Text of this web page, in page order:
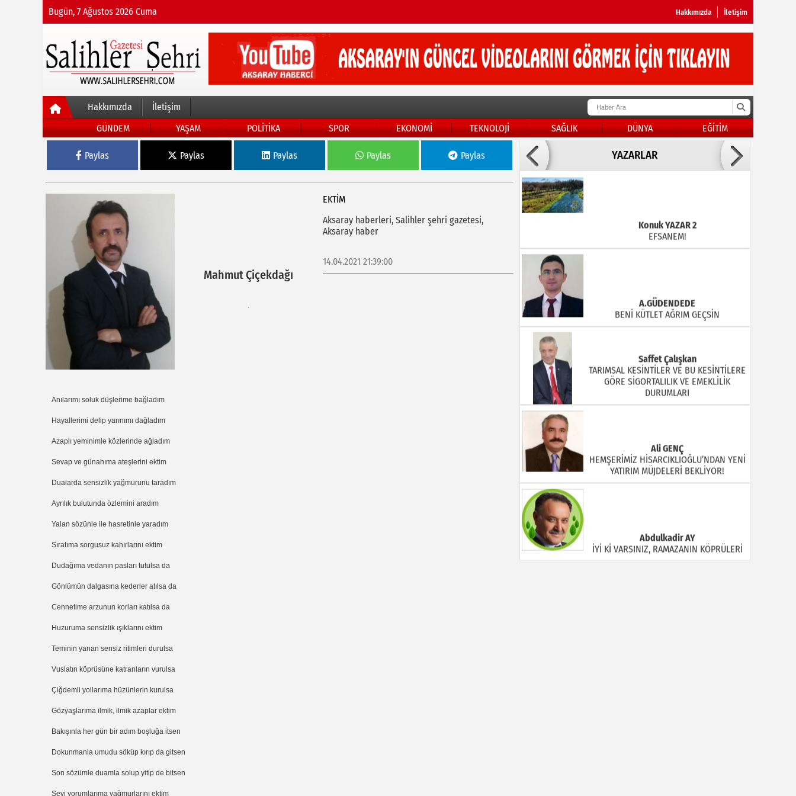
Bugün, 7 Ağustos 2026 Cuma Hakkımızda İletişim
Hakkımızda
İletişim
GÜNDEM
YAŞAM POLİTİKA SPOR EKONOMİ TEKNOLOJİ SAĞLIK DÜNYA EĞİTİM
Paylas Paylas Paylas Paylas Paylas
Mahmut Çiçekdağı
EKTİM
Aksaray haberleri, Salihler şehri gazetesi,
Aksaray haber
14.04.2021 21:39:00
Anılarımı soluk düşlerime bağladım
Hayallerimi delip yarınımı dağladım
Azaplı yeminimle közlerinde ağladım
Sevap ve günahıma ateşlerini ektim
Dualarda sensizlik yağmurunu taradım
Ayrılık bulutunda özlemini aradım
Yalan sözünle ile hasretinle yaradım
Sıratıma sorgusuz kahırlarını ektim
Dudağıma vedanın pasları tutulsa da
Gönlümün dalgasına kederler atılsa da
Cennetime arzunun korları katılsa da
Huzuruma sensizlik ışıklarını ektim
Teminin yanan sensiz ritimleri durulsa
Vuslatın köprüsüne katranların vurulsa
Çiğdemli yollarıma hüzünlerin kurulsa
Gözyaşlarıma ilmik, ilmik azaplar ektim
Bakışınla her gün bir adım boşluğa itsen
Dokunmanla umudu söküp kırıp da gitsen
Son sözümle duamla solup yitip de bitsen
Sevi yorumlarıma yağmurlarını ektim
YAZARLAR
KADER DİYEMEZSİN SEN KENDİN ETTİN
Konuk YAZAR 2
EFSANEM!
A.GÜDENDEDE
BENİ KÜTLET AĞRIM GEÇSİN
Saffet Çalışkan
TARIMSAL KESİNTİLER VE BU KESİNTİLERE
GÖRE SİGORTALILIK VE EMEKLİLİK
DURUMLARI
Ali GENÇ
HEMŞERİMİZ HİSARCIKLIOĞLU’NDAN YENİ
YATIRIM MÜJDELERİ BEKLİYOR!
Abdulkadir AY
İYİ Kİ VARSINIZ, RAMAZANIN KÖPRÜLERİ